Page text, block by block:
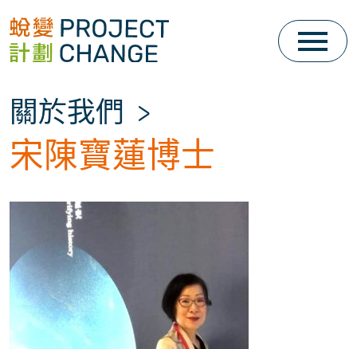
Skip
to
關於我們 >
宋陳寶蓮博士